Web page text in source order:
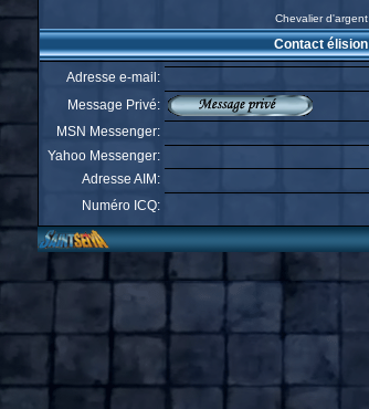
Chevalier d'argent
Contact élision
Adresse e-mail:
Message Privé:
MSN Messenger:
Yahoo Messenger:
Adresse AIM:
Numéro ICQ: